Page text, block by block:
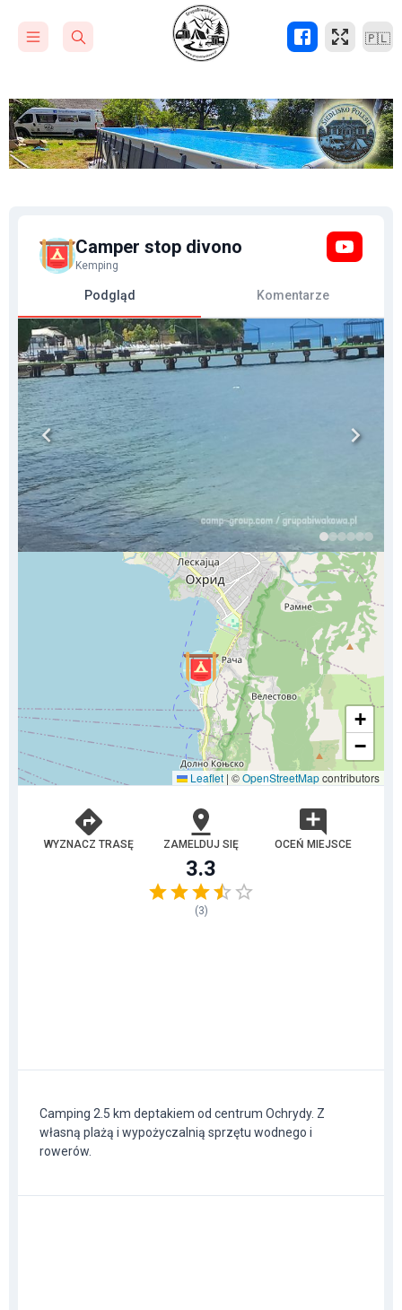
🇵🇱
Camper stop divono
Kemping
Podgląd Komentarze
+
−
Leaflet | ©OpenStreetMapcontributors
WYZNACZ TRASĘ ZAMELDUJ SIĘ OCEŃ MIEJSCE
3.3
(3)
Camping 2.5 km deptakiem od centrum Ochrydy. Z
własną plażą i wypożyczalnią sprzętu wodnego i
rowerów.